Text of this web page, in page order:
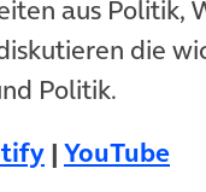
aus Politik,
die
Politik.
(öffnet in
| YouTube